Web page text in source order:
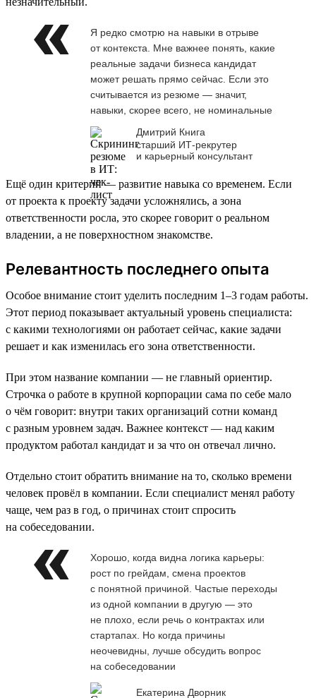
Я редко смотрю на навыки в отрыве
от контекста. Мне важнее понять, какие
реальные задачи бизнеса кандидат
может решать прямо сейчас. Если это
считывается из резюме — значит,
навыки, скорее всего, не номинальные
Дмитрий Книга
старший ИТ-рекрутер
и карьерный консультант
Ещё один критерий — развитие навыка со временем. Если
от проекта к проекту задачи усложнялись, а зона
ответственности росла, это скорее говорит о реальном
владении, а не поверхностном знакомстве.
Релевантность последнего опыта
Особое внимание стоит уделить последним 1–3 годам работы.
Этот период показывает актуальный уровень специалиста:
с какими технологиями он работает сейчас, какие задачи
решает и как изменилась его зона ответственности.
При этом название компании — не главный ориентир.
Строчка о работе в крупной корпорации сама по себе мало
о чём говорит: внутри таких организаций сотни команд
с разным уровнем задач. Важнее контекст — над каким
продуктом работал кандидат и за что он отвечал лично.
Отдельно стоит обратить внимание на то, сколько времени
человек провёл в компании. Если специалист менял работу
чаще, чем раз в год, о причинах стоит спросить
на собеседовании.
Хорошо, когда видна логика карьеры:
рост по грейдам, смена проектов
с понятной причиной. Частые переходы
из одной компании в другую — это
не плохо, если речь о контрактах или
стартапах. Но когда причины
неочевидны, лучше обсудить вопрос
на собеседовании
Екатерина Дворник